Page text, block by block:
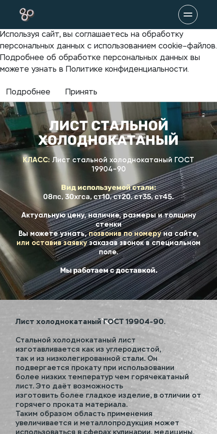
Используя сайт, вы соглашаетесь на обработку
персональных данных с использованием cookie–файлов.
Подробнее об обработке персональных данных вы
можете узнать в Политике конфиденциальности.
Подробнее Принять
ЛИСТ СТАЛЬНОЙ
ХОЛОДНОКАТАНЫЙ
КЛАСС: Лист стальной холоднокатаный ГОСТ
19904-90
Вид используемой стали:
08пс, 30хгса, ст10, ст20, ст35, ст45.
Актуальную цену, наличие, размеры и толщину
стенки
Вы можете узнать,позвонив по номеруна сайте,
или оставив заявкузаказав звонок в специальном
поле.
Мы работаем с доставкой.
Лист холоднокатаный ГОСТ 19904-90.
Стальной холоднокатаный лист
изготавливается как из углеродистой,
так и из низколегированной стали. Он
подвергается прокату при использовании
более низких температур чем горячекатаный
лист. Это даёт возможность
изготовить более гладкое изделие, в отличии от
горячего проката материала.
Таким образом область применения
увеличивается и металлопродукция может
использоваться в сферах кулинарии, медицины,